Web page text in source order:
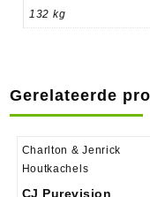
132 kg
Gerelateerde
Charlton & Jenrick
Houtkachels
CJ Purevision